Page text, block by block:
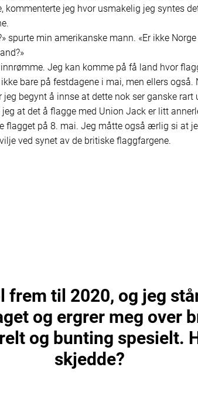
kommenterte jeg hvor usmakelig jeg syntes
spurte min amerikanske mann. «Er ikke
Jeg kan komme på få land hvor
bare på festdagene i mai, men ellers også.
jeg begynt å innse at dette nok ser ganske rart
at det å flagge med Union Jack er litt
flagget på 8. mai. Jeg måtte også ærlig si at
ved synet av de britiske flaggfargene.
frem til 2020, og jeg
og ergrer meg over
og bunting spesielt.
skjedde?